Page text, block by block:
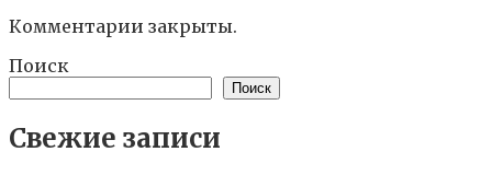
Комментарии закрыты.
Поиск
Поиск
Свежие записи